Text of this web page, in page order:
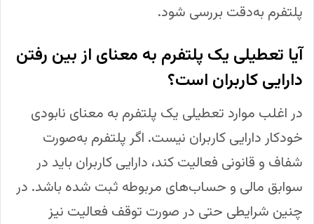
پلتفرم به‌دقت بررسی شود.
آیا تعطیلی یک پلتفرم به معنای از بین رفتن
دارایی کاربران است؟
در اغلب موارد تعطیلی یک پلتفرم به معنای نابودی
خودکار دارایی کاربران نیست. اگر پلتفرم به‌صورت
شفاف و قانونی فعالیت کند، دارایی کاربران باید در
سوابق مالی و حساب‌های مربوطه ثبت شده باشد. در
چنین شرایطی حتی در صورت توقف فعالیت نیز